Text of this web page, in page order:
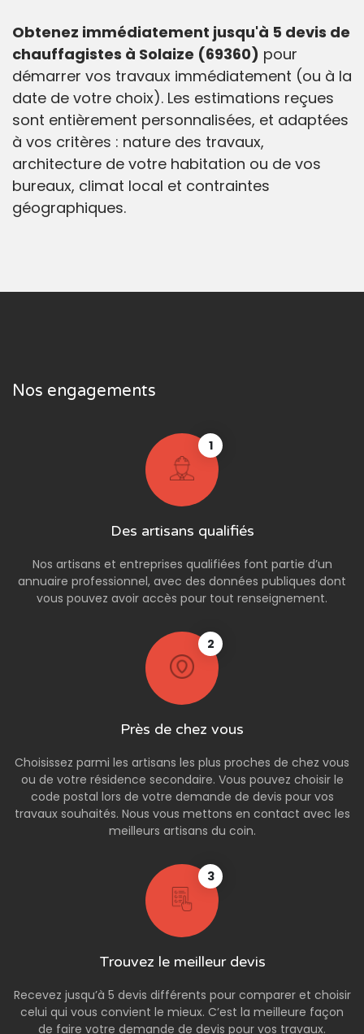
Obtenez immédiatement jusqu'à 5 devis de
chauffagistes à Solaize (69360) pour
démarrer vos travaux immédiatement (ou à la
date de votre choix). Les estimations reçues
sont entièrement personnalisées, et adaptées
à vos critères : nature des travaux,
architecture de votre habitation ou de vos
bureaux, climat local et contraintes
géographiques.
Nos engagements
1
Des artisans qualifiés
Nos artisans et entreprises qualifiées font partie d’un
annuaire professionnel, avec des données publiques dont
vous pouvez avoir accès pour tout renseignement.
2
Près de chez vous
Choisissez parmi les artisans les plus proches de chez vous
ou de votre résidence secondaire. Vous pouvez choisir le
code postal lors de votre demande de devis pour vos
travaux souhaités. Nous vous mettons en contact avec les
meilleurs artisans du coin.
3
Trouvez le meilleur devis
Recevez jusqu’à 5 devis différents pour comparer et choisir
celui qui vous convient le mieux. C’est la meilleure façon
de faire votre demande de devis pour vos travaux.